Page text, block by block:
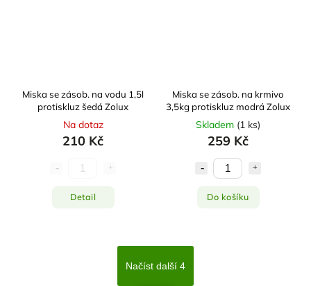
Miska se zásob. na vodu 1,5l
protiskluz šedá Zolux
Na dotaz
210 Kč
Detail
Miska se zásob. na krmivo
3,5kg protiskluz modrá Zolux
Skladem (1 ks)
259 Kč
Do košíku
Načíst další 4